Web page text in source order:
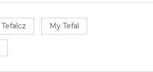
Tefalcz My Tefal